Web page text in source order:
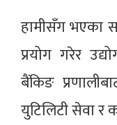
हामीसँग भएका
प्रयोग गरेर
बैंकिङ
युटिलिटी सेवा र